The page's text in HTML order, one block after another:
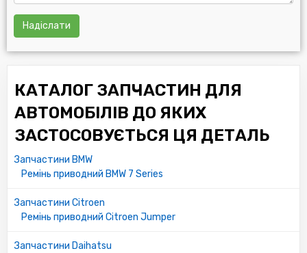
SUZUKI:
1752185E00
SUBARU:
MAZDA:
1E0518381
VOLVO:
31430015
4206K1173P4
7700729751
Надіслати
КАТАЛОГ ЗАПЧАСТИН ДЛЯ
АВТОМОБІЛІВ ДО ЯКИХ
ЗАСТОСОВУЄТЬСЯ ЦЯ ДЕТАЛЬ
Запчастини BMW
Ремінь приводний BMW 7 Series
Запчастини Citroen
Ремінь приводний Citroen Jumper
Запчастини Daihatsu